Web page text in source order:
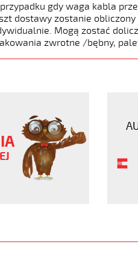
gdy waga kabla
dostawy zostanie obliczony
Mogą zostać
zwrotne /bębny,